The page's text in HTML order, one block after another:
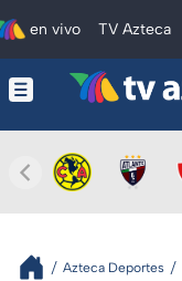
en vivo TV Azteca
Azteca Deportes